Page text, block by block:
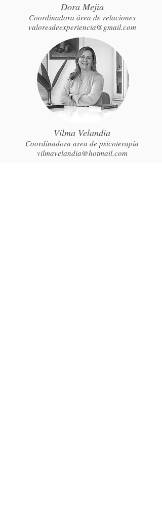
Dora Mejia
Coordinadora área de relaciones
valoresdeexperiencia@gmail.com
Vilma Velandia
Coordinadora area de psicoterapia
vilmavelandia@hotmail.com